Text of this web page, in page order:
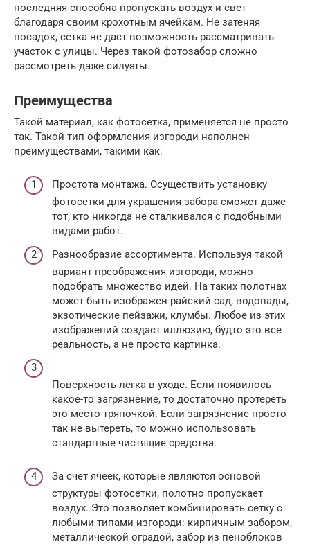
последняя способна пропускать воздух и свет
благодаря своим крохотным ячейкам. Не затеняя
посадок, сетка не даст возможность рассматривать
участок с улицы. Через такой фотозабор сложно
рассмотреть даже силуэты.
Преимущества
Такой материал, как фотосетка, применяется не просто
так. Такой тип оформления изгороди наполнен
преимуществами, такими как:
Простота монтажа. Осуществить установку
фотосетки для украшения забора сможет даже
тот, кто никогда не сталкивался с подобными
видами работ.
Разнообразие ассортимента. Используя такой
вариант преображения изгороди, можно
подобрать множество идей. На таких полотнах
может быть изображен райский сад, водопады,
экзотические пейзажи, клумбы. Любое из этих
изображений создаст иллюзию, будто это все
реальность, а не просто картинка.
Поверхность легка в уходе. Если появилось
какое-то загрязнение, то достаточно протереть
это место тряпочкой. Если загрязнение просто
так не вытереть, то можно использовать
стандартные чистящие средства.
За счет ячеек, которые являются основой
структуры фотосетки, полотно пропускает
воздух. Это позволяет комбинировать сетку с
любыми типами изгороди: кирпичным забором,
металлической оградой, забор из пеноблоков